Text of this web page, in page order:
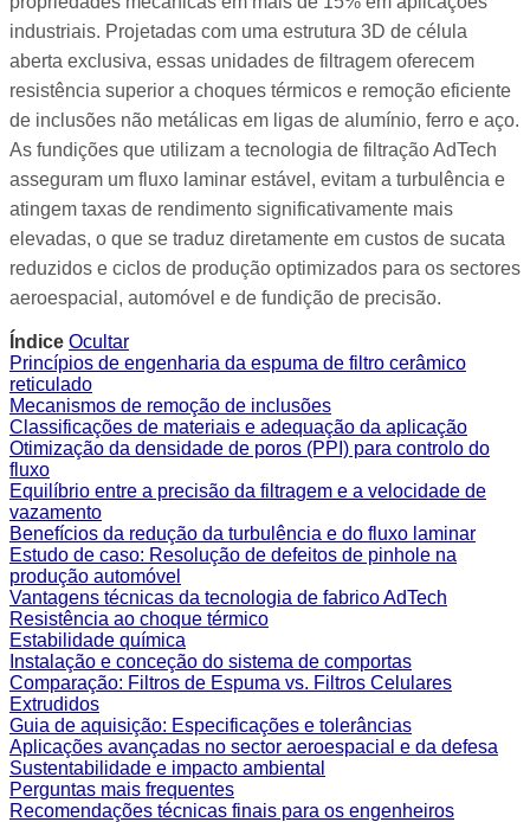
industriais. Projetadas com uma estrutura 3D de célula
aberta exclusiva, essas unidades de filtragem oferecem
resistência superior a choques térmicos e remoção eficiente
de inclusões não metálicas em ligas de alumínio, ferro e aço.
As fundições que utilizam a tecnologia de filtração AdTech
asseguram um fluxo laminar estável, evitam a turbulência e
atingem taxas de rendimento significativamente mais
elevadas, o que se traduz diretamente em custos de sucata
reduzidos e ciclos de produção optimizados para os sectores
aeroespacial, automóvel e de fundição de precisão.
Índice Ocultar
Princípios de engenharia da espuma de filtro cerâmico
reticulado
Mecanismos de remoção de inclusões
Classificações de materiais e adequação da aplicação
Otimização da densidade de poros (PPI) para controlo do
fluxo
Equilíbrio entre a precisão da filtragem e a velocidade de
vazamento
Benefícios da redução da turbulência e do fluxo laminar
Estudo de caso: Resolução de defeitos de pinhole na
produção automóvel
Vantagens técnicas da tecnologia de fabrico AdTech
Resistência ao choque térmico
Estabilidade química
Instalação e conceção do sistema de comportas
Comparação: Filtros de Espuma vs. Filtros Celulares
Extrudidos
Guia de aquisição: Especificações e tolerâncias
Aplicações avançadas no sector aeroespacial e da defesa
Sustentabilidade e impacto ambiental
Perguntas mais frequentes
Recomendações técnicas finais para os engenheiros